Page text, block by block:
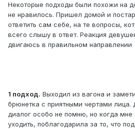
Некоторые подходы были похожи на
не нравилось. Пришел домой и
ответить сам себе, на те вопросы,
всего слышу в ответ. Реакция
двигаюсь в правильном направлении
1 подход. Выходил из вагона и
брюнетка с приятными чертами лица.
диалог особо не помню, но когда
уходить, поблагодарила за то, что